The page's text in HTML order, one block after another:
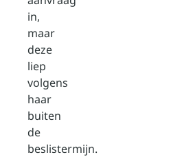
in,
maar
deze
liep
volgens
haar
buiten
de
beslistermijn.